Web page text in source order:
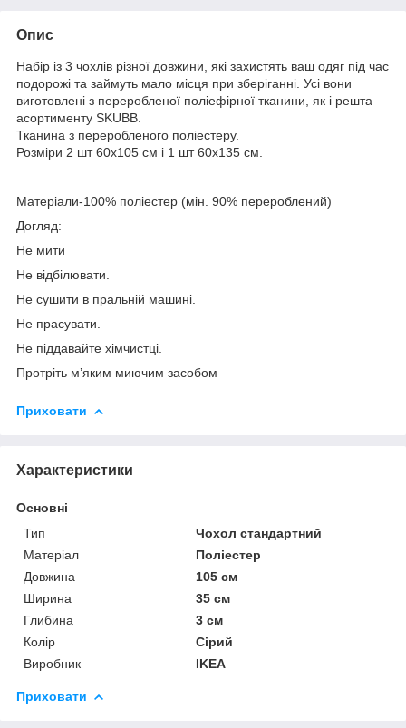
Опис
Набір із 3 чохлів різної довжини, які захистять ваш одяг під час
подорожі та займуть мало місця при зберіганні. Усі вони
виготовлені з переробленої поліефірної тканини, як і решта
асортименту SKUBB.
Тканина з переробленого поліестеру.
Розміри 2 шт 60х105 см і 1 шт 60х135 см.
Матеріали-100% поліестер (мін. 90% перероблений)
Догляд:
Не мити
Не відбілювати.
Не сушити в пральній машині.
Не прасувати.
Не піддавайте хімчистці.
Протріть м’яким миючим засобом
Приховати
Характеристики
Основні
Тип
Чохол стандартний
Матеріал
Поліестер
Довжина
105 см
Ширина
35 см
Глибина
3 см
Колір
Сірий
Виробник
IKEA
Приховати